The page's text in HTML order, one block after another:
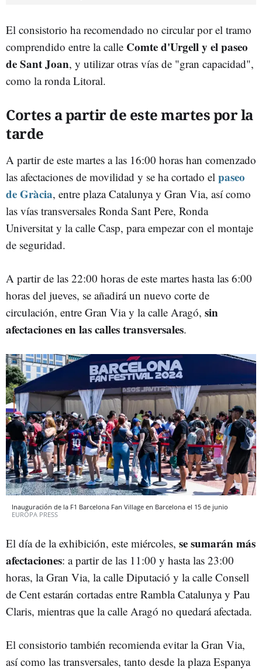
El consistorio ha recomendado no circular por el tramo
comprendido entre la calle Comte d'Urgell y el paseo
de Sant Joan, y utilizar otras vías de "gran capacidad",
como la ronda Litoral.
Cortes a partir de este martes por la
tarde
A partir de este martes a las 16:00 horas han comenzado
las afectaciones de movilidad y se ha cortado el paseo
de Gràcia, entre plaza Catalunya y Gran Via, así como
las vías transversales Ronda Sant Pere, Ronda
Universitat y la calle Casp, para empezar con el montaje
de seguridad.
A partir de las 22:00 horas de este martes hasta las 6:00
horas del jueves, se añadirá un nuevo corte de
circulación, entre Gran Via y la calle Aragó, sin
afectaciones en las calles transversales.
Inauguración de la F1 Barcelona Fan Village en Barcelona el 15 de junio
EUROPA PRESS
El día de la exhibición, este miércoles, se sumarán más
afectaciones: a partir de las 11:00 y hasta las 23:00
horas, la Gran Via, la calle Diputació y la calle Consell
de Cent estarán cortadas entre Rambla Catalunya y Pau
Claris, mientras que la calle Aragó no quedará afectada.
El consistorio también recomienda evitar la Gran Via,
así como las transversales, tanto desde la plaza Espanya